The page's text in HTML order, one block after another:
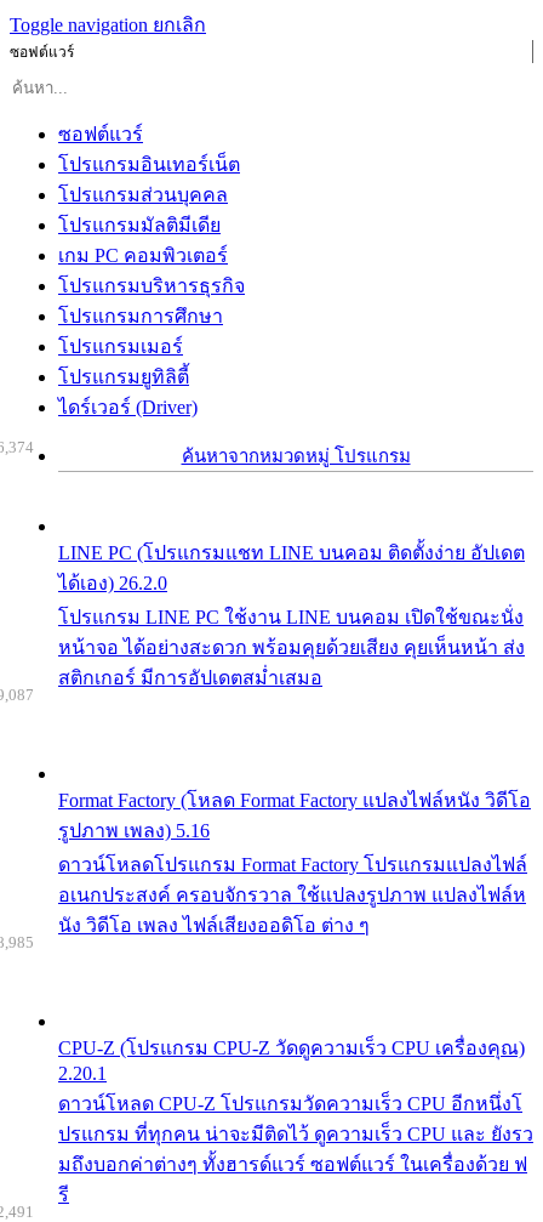
Toggle navigation ยกเลิก
ซอฟต์แวร์
ซอฟต์แวร์
โปรแกรมอินเทอร์เน็ต
โปรแกรมส่วนบุคคล
โปรแกรมมัลติมีเดีย
เกม PC คอมพิวเตอร์
โปรแกรมบริหารธุรกิจ
โปรแกรมการศึกษา
โปรแกรมเมอร์
โปรแกรมยูทิลิตี้
ไดร์เวอร์ (Driver)
ค้นหาจากหมวดหมู่ โปรแกรม
LINE PC (โปรแกรมแชท LINE บนคอม ติดตั้งง่าย อัปเดต
ได้เอง) 26.2.0
โปรแกรม LINE PC ใช้งาน LINE บนคอม เปิดใช้ขณะนั่ง
หน้าจอ ได้อย่างสะดวก พร้อมคุยด้วยเสียง คุยเห็นหน้า ส่ง
สติกเกอร์ มีการอัปเดตสม่ำเสมอ
Format Factory (โหลด Format Factory แปลงไฟล์หนัง วิดีโอ
รูปภาพ เพลง) 5.16
ดาวน์โหลดโปรแกรม Format Factory โปรแกรมแปลงไฟล์
อเนกประสงค์ ครอบจักรวาล ใช้แปลงรูปภาพ แปลงไฟล์ห
นัง วิดีโอ เพลง ไฟล์เสียงออดิโอ ต่าง ๆ
CPU-Z (โปรแกรม CPU-Z วัดดูความเร็ว CPU เครื่องคุณ)
2.20.1
ดาวน์โหลด CPU-Z โปรแกรมวัดความเร็ว CPU อีกหนึ่งโ
ปรแกรม ที่ทุกคน น่าจะมีติดไว้ ดูความเร็ว CPU และ ยังรว
มถึงบอกค่าต่างๆ ทั้งฮารด์แวร์ ซอฟต์แวร์ ในเครื่องด้วย ฟ
รี